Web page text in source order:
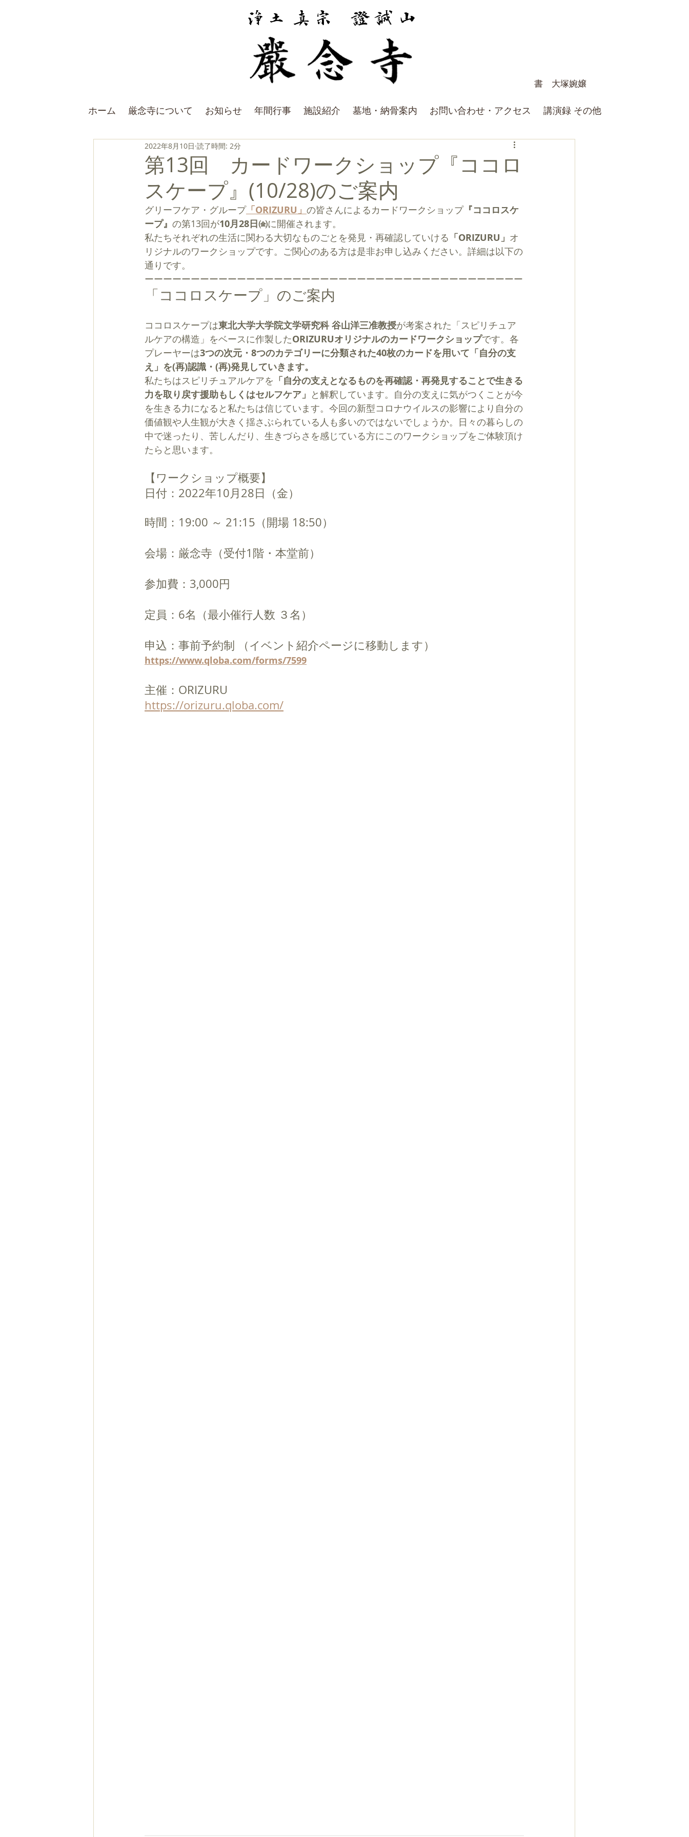
書 大塚婉嬢
ホーム 厳念寺について お知らせ 年間行事 施設紹介 墓地・納骨案内 お問い合わせ・アクセス 講演録 その他
第13回 カードワークショップ『ココロ
スケープ』(10/28)のご案内
2022年8月10日 読了時間: 2分
グリーフケア・グループ「ORIZURU」 の皆さんによるカードワークショップ『ココロスケ
ープ』 の第13回が10月28日㈮に開催されます。
私たちそれぞれの生活に関わる大切なものごとを発見・再確認していける 「ORIZURU」 オ
リジナルのワークショップです。ご関心のある方は是非お申し込みください。詳細は以下の
通りです。
ーーーーーーーーーーーーーーーーーーーーーーーーーーーーーーーーーーーーーーーーー
「ココロスケープ」のご案内
ココロスケープは東北大学大学院文学研究科 谷山洋三准教授が考案された「スピリチュア
ルケアの構造」をベースに作製したORIZURUオリジナルのカードワークショップです。各
プレーヤーは3つの次元・8つのカテゴリーに分類された40枚のカードを用いて「自分の支
え」を(再)認識・(再)発見していきます。
私たちはスピリチュアルケアを 「自分の支えとなるものを再確認・再発見することで生きる
力を取り戻す援助もしくはセルフケア」 と解釈しています。自分の支えに気がつくことが今
を生きる力になると私たちは信じています。今回の新型コロナウイルスの影響により自分の
価値観や人生観が大きく揺さぶられている人も多いのではないでしょうか。日々の暮らしの
中で迷ったり、苦しんだり、生きづらさを感じている方にこのワークショップをご体験頂け
たらと思います。
【ワークショップ概要】
日付：2022年10月28日（金）
時間：19:00 ～ 21:15（開場 18:50）
会場：厳念寺（受付1階・本堂前）
参加費：3,000円
定員：6名（最小催行人数 ３名）
申込：事前予約制 （イベント紹介ページに移動します）
https://www.qloba.com/forms/7599
主催：ORIZURU
https://orizuru.qloba.com/